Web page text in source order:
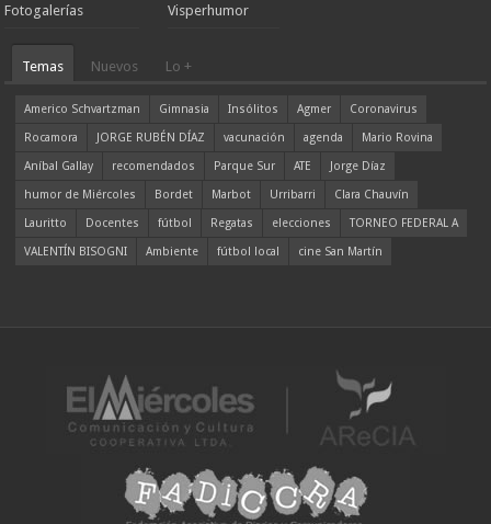
Fotogalerías Visperhumor
Temas Nuevos Lo +
Americo Schvartzman Gimnasia Insólitos Agmer
Coronavirus
Rocamora
JORGE RUBÉN DÍAZ vacunación agenda
Mario Rovina
Aníbal Gallay
recomendados Parque Sur ATE
Jorge Díaz
humor de Miércoles
Bordet Marbot Urribarri
Clara Chauvín
Lauritto
Docentes fútbol Regatas elecciones
TORNEO FEDERAL A
VALENTÍN BISOGNI
Ambiente fútbol local cine San Martín